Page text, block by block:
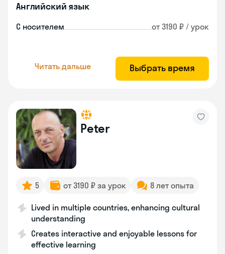
Английский язык
С носителем от 3190 ₽ / урок
Читать дальше Выбрать время
Peter
5 от 3190 ₽ за урок 8 лет опыта
Lived in multiple countries, enhancing cultural
understanding
Creates interactive and enjoyable lessons for
effective learning